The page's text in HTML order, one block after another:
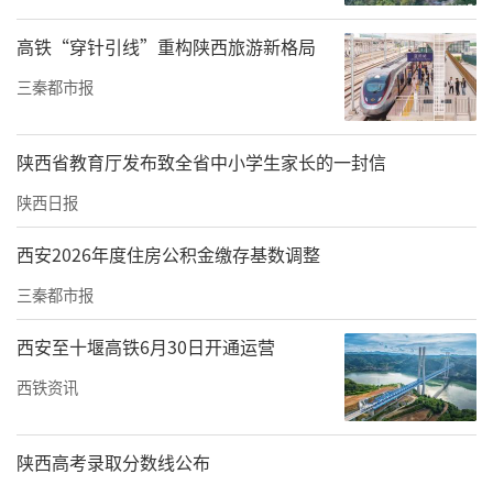
绩践行“两个维护”。组织党员师生持续深学
细悟习近平总书记关于教育的重要论述，不折
不扣落实中央、省委教育工作部署，引导党员
干部深刻把握“两个确立”的决定性意义，切
实增强“四个意识”、坚定“四个自信”、做
到“两个维护”，牢牢守住立德树人根本办学
底色。
扎实的党建育人实践，获得各级领导高度认
可。近年来，各级到校调研指导的领导，均对
学校党建创新实践、应用型人才培养、服务区
域发展等工作给予充分肯定。2019至2025年，
学校党委连续七年在全省高校党委书记抓基层
党建述职评议考核中获评“好”等次，综合考
高铁“穿针引线”重构陕西旅游新格局
三秦都市报
陕西省教育厅发布致全省中小学生家长的一封信
陕西日报
西安2026年度住房公积金缴存基数调整
三秦都市报
西安至十堰高铁6月30日开通运营
西铁资讯
陕西高考录取分数线公布